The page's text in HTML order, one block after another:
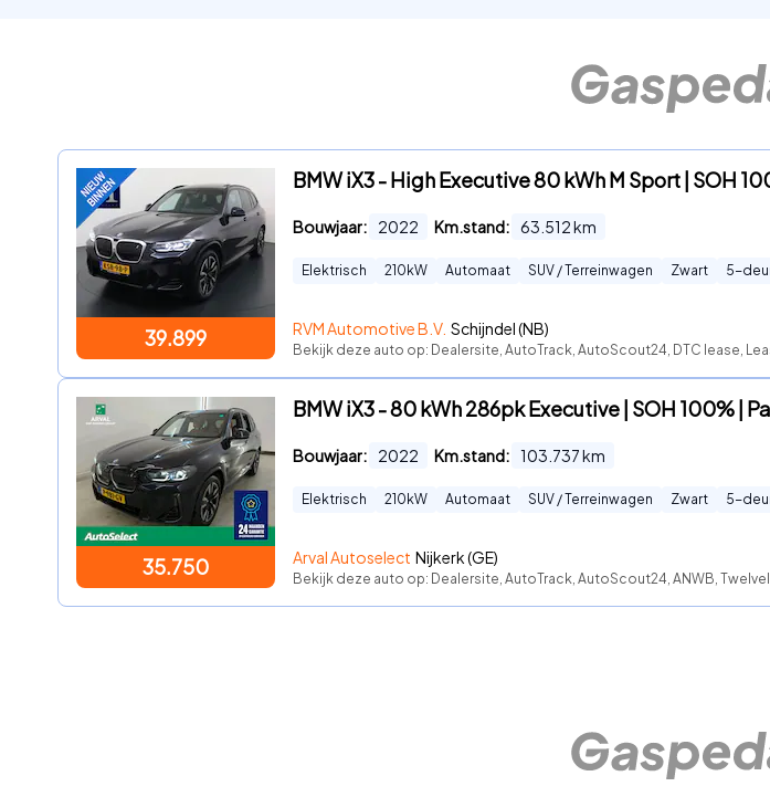
39.899
BMW iX3 - High Executive 80 kWh M Sport | SOH
Bouwjaar: 2022 Km.stand: 63.512km
Elektrisch 210 kW Automaat SUV / Terreinwagen Zwart 5-
RVM Automotive B.V. Schijndel (NB)
Bekijk deze auto op: Dealersite, AutoTrack, AutoScout24, DTC lease,
35.750
BMW iX3 - 80 kWh 286pk Executive | SOH 100% |
Bouwjaar: 2022 Km.stand: 103.737km
Elektrisch 210 kW Automaat SUV / Terreinwagen Zwart 5-
Arval Autoselect Nijkerk (GE)
Bekijk deze auto op: Dealersite, AutoTrack, AutoScout24, ANWB,